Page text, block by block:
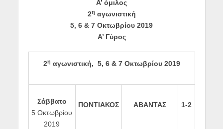
Α’ όμιλος
2η αγωνιστική
5, 6 & 7 Οκτωβρίου 2019
Α’ Γύρος
2η αγωνιστική, 5, 6 & 7 Οκτωβρίου 2019
Σάββατο
5 Οκτωβρίου
2019
ΠΟΝΤΙΑΚΟΣ ΑΒΑΝΤΑΣ 1-2